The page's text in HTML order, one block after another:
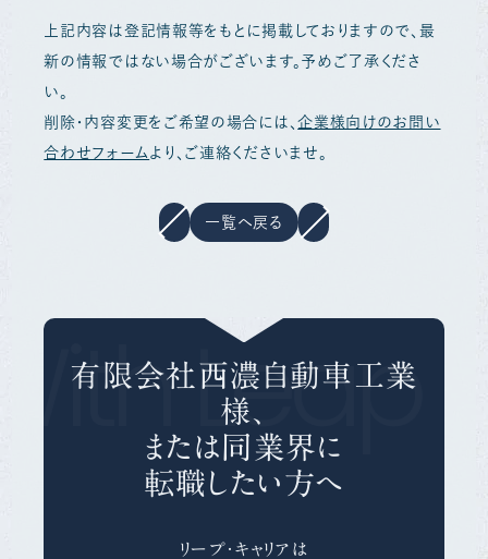
上記内容は登記情報等をもとに掲載しておりますので、最
新の情報ではない場合がございます。予めご了承くださ
い。
削除・内容変更をご希望の場合には、企業様向けのお問い
合わせフォーム より、ご連絡くださいませ。
一覧へ戻る
Leap
有限会社西濃自動車工業
様、
または同業界に
転職したい方へ
リープ・キャリアは